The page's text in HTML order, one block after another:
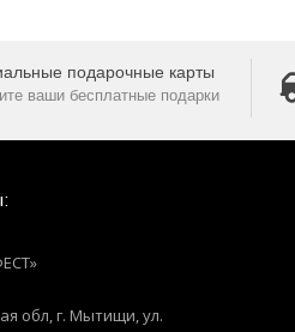
подарочные карты
ваши бесплатные подарки
обл, г. Мытищи,ул.